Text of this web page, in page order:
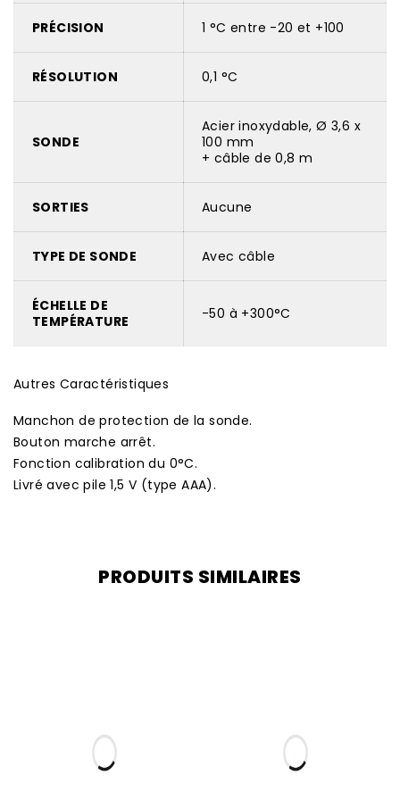
PRÉCISION 1 °C entre -20 et +100
RÉSOLUTION 0,1 °C
SONDE
Acier inoxydable, Ø 3,6 x
100 mm
+ câble de 0,8 m
SORTIES Aucune
TYPE DE SONDE Avec câble
ÉCHELLE DE
TEMPÉRATURE
-50 à +300°C
Autres Caractéristiques
Manchon de protection de la sonde.
Bouton marche arrêt.
Fonction calibration du 0°C.
Livré avec pile 1,5 V (type AAA).
PRODUITS SIMILAIRES